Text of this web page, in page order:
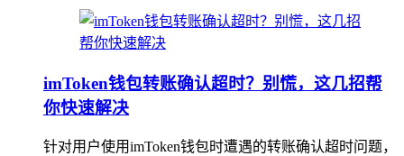
imToken钱包转账确认超时？别慌，这几招帮
你快速解决
针对用户使用imToken钱包时遭遇的转账确认超时问题，